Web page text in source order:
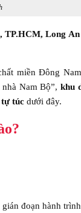
TP.HCM, Long An
miền Đông
Nam Bộ”,khu
tự túcdưới đây.
đoạn hành